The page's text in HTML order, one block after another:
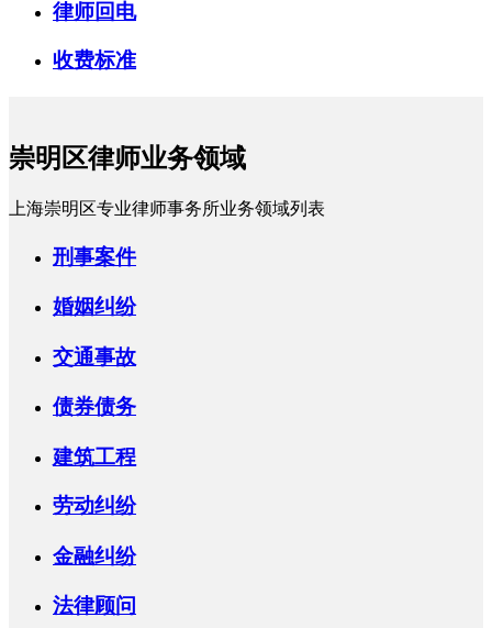
律师回电
收费标准
崇明区律师业务领域
上海崇明区专业律师事务所业务领域列表
刑事案件
婚姻纠纷
交通事故
债券债务
建筑工程
劳动纠纷
金融纠纷
法律顾问